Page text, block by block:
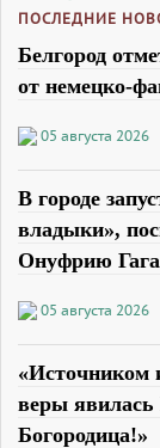
ПОСЛЕДНИЕ
Белгород
от немецко-
05 августа 2026
В городе
владыки»,
Онуфрию
05 августа 2026
«Источником
веры явилась
Богородица!»